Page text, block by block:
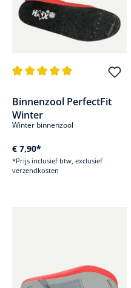
Binnenzool PerfectFit
Winter
Winter binnenzool
€ 7,90*
*Prijs inclusief btw, exclusief
verzendkosten